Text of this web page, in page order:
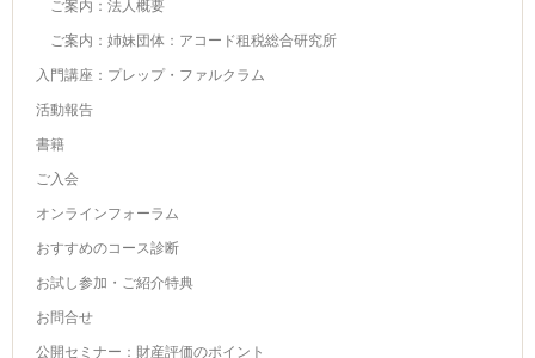
ご案内：法人概要
ご案内：姉妹団体：アコード租税総合研究所
入門講座：プレップ・ファルクラム
活動報告
書籍
ご入会
オンラインフォーラム
おすすめのコース診断
お試し参加・ご紹介特典
お問合せ
公開セミナー：財産評価のポイント